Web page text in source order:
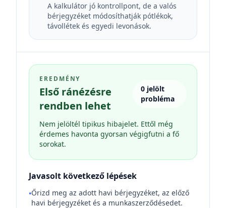
A kalkulátor jó kontrollpont, de a valós
bérjegyzéket módosíthatják pótlékok,
távollétek és egyedi levonások.
EREDMÉNY
Első ránézésre
rendben lehet
0jelölt
probléma
Nem jelöltél tipikus hibajelet. Ettől még
érdemes havonta gyorsan végigfutni a fő
sorokat.
Javasolt következő lépések
•Őrizd meg az adott havi bérjegyzéket, az előző
havi bérjegyzéket és a munkaszerződésedet.